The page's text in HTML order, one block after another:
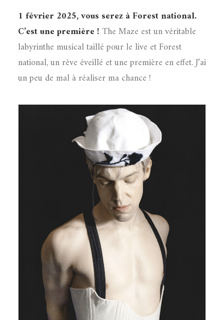
1 février 2025, vous serez à Forest national.
C’est une première !The Maze est un véritable
labyrinthe musical taillé pour le live et Forest
national, un rêve éveillé et une première en effet. J’ai
un peu de mal à réaliser ma chance !